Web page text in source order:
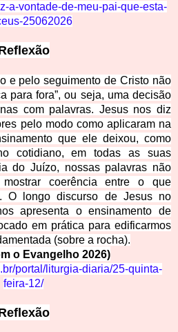
a-vontade-de-meu-pai-que-esta-
25062026
e pelo seguimento de Cristo não
para fora”, ou seja, uma decisão
com palavras. Jesus nos diz
pelo modo como aplicaram na
que ele deixou, como
cotidiano, em todas as suas
do Juízo, nossas palavras não
mostrar coerência entre o que
O longo discurso de Jesus no
apresenta o ensinamento de
em prática para edificarmos
(sobre a rocha).
o Evangelho 2026)
portal/liturgia-diaria/25-quinta-
feira-12/